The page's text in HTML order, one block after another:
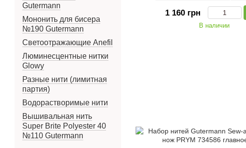
1 160 грн
В наличии
Gutermann
Мононить для бисера
№190 Gutermann
Светоотражающие Anefil
Люминесцентные нитки
Glowy
Разные нити (лимитная
партия)
Водорастворимые нити
Вышивальная нить
Super Brite Polyester 40
№110 Gutermann